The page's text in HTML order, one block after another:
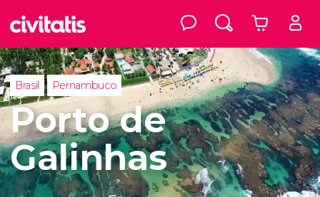
Brasil Pernambuco
Porto de
Galinhas